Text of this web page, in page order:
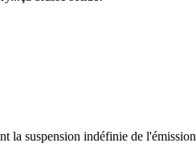
la suspension indéfinie de